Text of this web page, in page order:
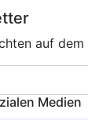
auf dem
Medien